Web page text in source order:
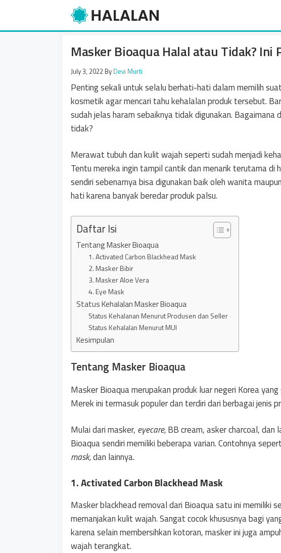
content
Masker Bioaqua Halal atau Tidak? Ini
July 3, 2022 By Devi Murti
Penting sekali untuk selalu berhati-hati dalam memilih
kosmetik agar mencari tahu kehalalan produk tersebut.
sudah jelas haram sebaiknya tidak digunakan. Bagaimana
tidak?
Merawat tubuh dan kulit wajah seperti sudah menjadi
Tentu mereka ingin tampil cantik dan menarik terutama di
sendiri sebenarnya bisa digunakan baik oleh wanita
hati karena banyak beredar produk palsu.
Daftar Isi
Tentang Masker Bioaqua
1. Activated Carbon Blackhead Mask
2. Masker Bibir
3. Masker Aloe Vera
4. Eye Mask
Status Kehalalan Masker Bioaqua
Status Kehalanan Menurut Produsen dan Seller
Status Kehalalan Menurut MUI
Kesimpulan
Tentang Masker Bioaqua
Masker Bioaqua merupakan produk luar negeri Korea
Merek ini termasuk populer dan terdiri dari berbagai jenis
Mulai dari masker, eyecare,BB cream, asker charcoal, dan
Bioaqua sendiri memiliki beberapa varian. Contohnya
mask,dan lainnya.
1. Activated Carbon Blackhead Mask
Masker blackhead removal dari Bioaqua satu ini memiliki
memanjakan kulit wajah. Sangat cocok khususnya bagi
karena selain membersihkan kotoran, masker ini juga
wajah terangkat.